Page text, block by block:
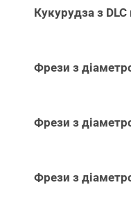
Кукурудза з
Фрези з
Фрези з
Фрези з